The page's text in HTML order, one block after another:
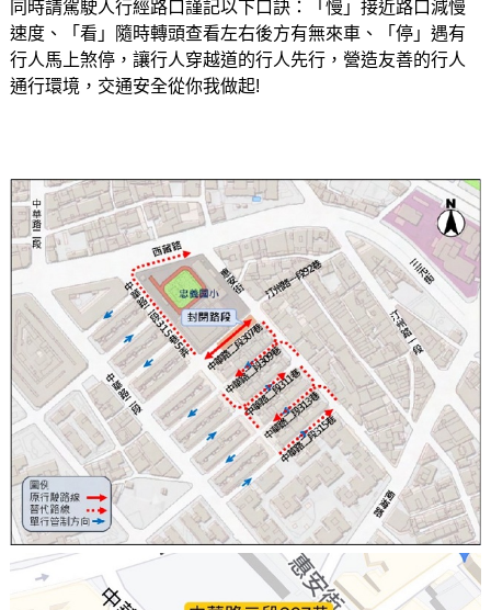
同時請駕駛人行經路口謹記以下口訣：「慢」接近路口減慢
速度、「看」隨時轉頭查看左右後方有無來車、「停」遇有
行人馬上煞停，讓行人穿越道的行人先行，營造友善的行人
通行環境，交通安全從你我做起!